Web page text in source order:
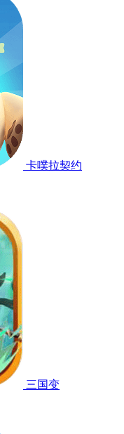
卡噗拉契约
三国变